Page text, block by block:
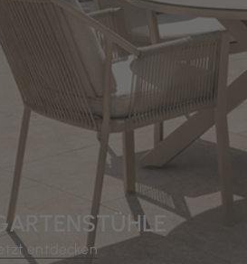
Jetzt entdecken